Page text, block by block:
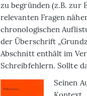
zu begründen (z.B. zur
relevanten Fragen
chronologischen
der Überschrift
Abschnitt enthält im
Schreibfehlern. Sollte
Seinen